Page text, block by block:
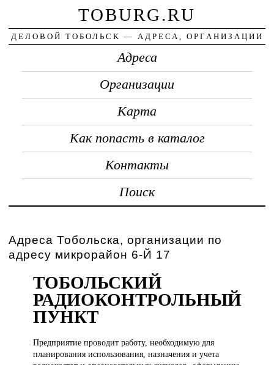
TOBURG.RU
ДЕЛОВОЙ ТОБОЛЬСК — АДРЕСА, ОРГАНИЗАЦИИ
Адреса
Организации
Карта
Как попасть в каталог
Контакты
Поиск
Адреса Тобольска, организации по
адресу микрорайон 6-Й 17
ТОБОЛЬСКИЙ
РАДИОКОНТРОЛЬНЫЙ
ПУНКТ
Предприятие проводитработу, необходимую для
планирования использования, назначения и учета